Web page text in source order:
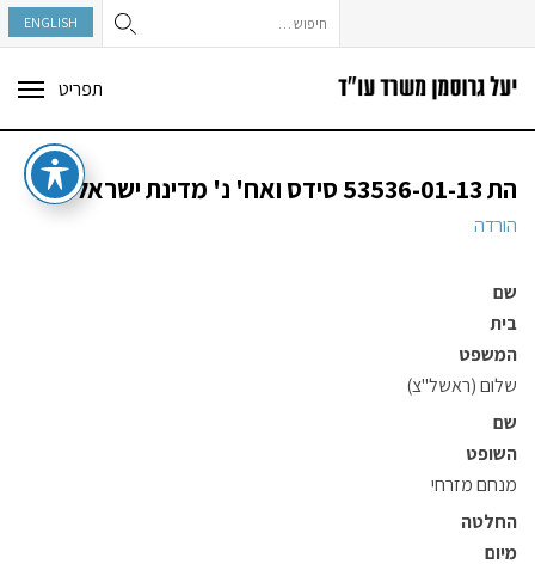
ENGLISH
תפריט
הת 53536-01-13 סידס ואח' נ' מדינת ישראל
הורדה
שם
בית
המשפט
שלום (ראשל"צ)
שם
השופט
מנחם מזרחי
החלטה
מיום